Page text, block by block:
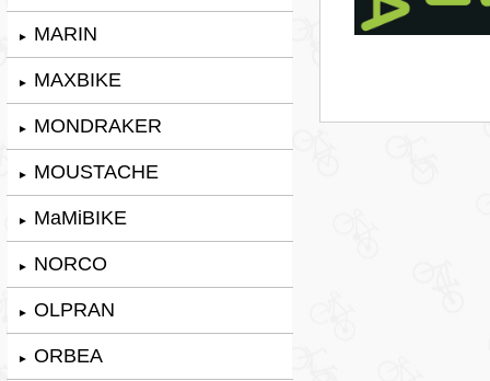
► MARIN
► MAXBIKE
► MONDRAKER
► MOUSTACHE
► MaMiBIKE
► NORCO
► OLPRAN
► ORBEA